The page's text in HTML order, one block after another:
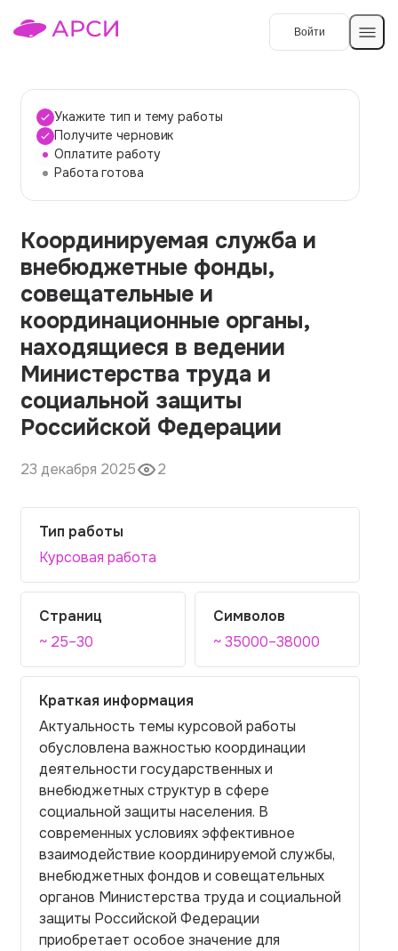
Войти
Темы работ
О сервисе
О компании
Наши гарантии
Порядок оплаты
Вопросы и ответы
Отзывы
Контакты
Укажите тип и тему работы
Получите черновик
Оплатите работу
Работа готова
Координируемая служба и
внебюджетные фонды,
совещательные и
координационные органы,
находящиеся в ведении
Министерства труда и
социальной защиты
Российской Федерации
23 декабря 2025 2
Тип работы
Курсовая работа
Страниц
~ 25–30
Символов
~ 35000–38000
Краткая информация
Актуальность темы курсовой работы
обусловлена важностью координации
деятельности государственных и
внебюджетных структур в сфере
социальной защиты населения. В
современных условиях эффективное
взаимодействие координируемой службы,
внебюджетных фондов и совещательных
органов Министерства труда и социальной
защиты Российской Федерации
приобретает особое значение для